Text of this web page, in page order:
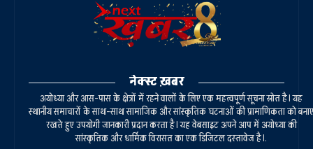
नेक्स्ट ख़बर
अयोध्या और आस-पास के क्षेत्रों में रहने वालों के लिए एक महत्वपूर्ण सूचना स्रोत है। यह
स्थानीय समाचारों के साथ-साथ सामाजिक और सांस्कृतिक घटनाओं की प्रामाणिकता को बनाए
रखते हुए उपयोगी जानकारी प्रदान करता है। यह वेबसाइट अपने आप में अयोध्या की
सांस्कृतिक और धार्मिक विरासत का एक डिजिटल दस्तावेज है।.